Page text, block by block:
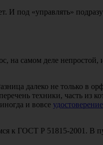
И под «управлять»
на самом деле непростой,
далеко не только в
техники, часть из
и вовсе
к ГОСТ Р 51815-2001. В